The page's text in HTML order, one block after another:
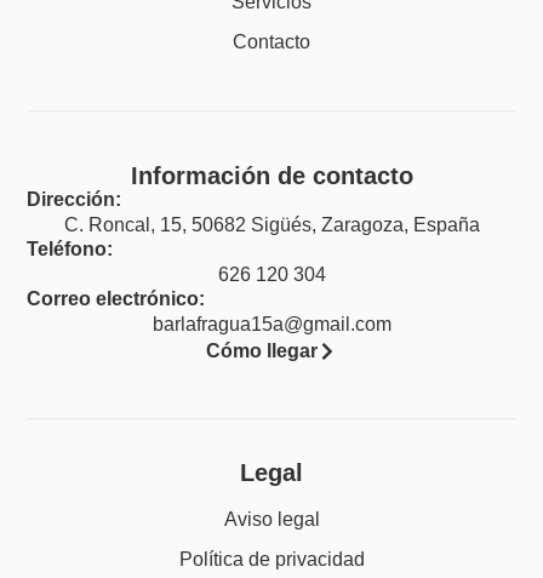
Contacto
Información de contacto
Dirección:
C. Roncal, 15, 50682 Sigüés, Zaragoza, España
Teléfono:
626 120 304
Correo electrónico:
barlafragua15a@gmail.com
Cómo llegar
Legal
Aviso legal
Política de privacidad